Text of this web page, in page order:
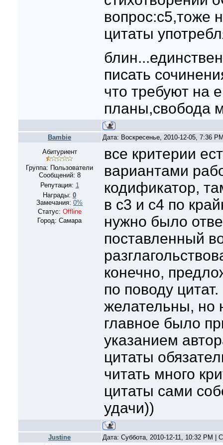
вопрос:с5,тоже
цитаты
писать
что требуют на
планы,свобода
Bambie
Дата: Воскресенье, 2010-12-05, 7:36
Абитуриент
Группа: Пользователи
Сообщений: 8
Репутация: 1
Награды: 0
Замечания: 0%
Статус: Offline
Город: Самара
все критерии
вариантами
кодификатор,
в с3 и с4 по
нужно было
поставленный
конечно,
по поводу
желательны, но
главное было
указанием
цитаты
читать много
цитаты сами
удачи))
Justine Дата: Суббота, 2010-12-11, 10:32 PM |